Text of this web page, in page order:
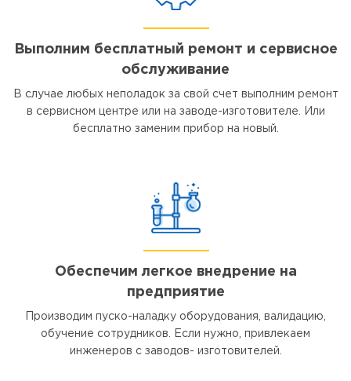
Выполним бесплатный ремонт и сервисное
обслуживание
В случае любых неполадок за свой счет выполним ремонт
в сервисном центре или на заводе-изготовителе. Или
бесплатно заменим прибор на новый.
Обеспечим легкое внедрение на
предприятие
Производим пуско-наладку оборудования, валидацию,
обучение сотрудников. Если нужно, привлекаем
инженеров с заводов- изготовителей.